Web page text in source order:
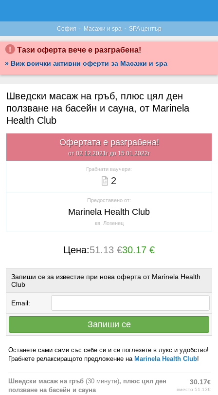
София · Масажи и spa · SPA център
Тази оферта вече е разграбена!
» Виж всички активни оферти за Масажи и spa
Шведски масаж на гръб, плюс цял ден
ползване на басейн и сауна, от Marinela
Health Club
Офертата е разграбена!
от 02.12.2021г до 15.01.2022г
Грабнати ваучери:
2
Предоставено от:
Marinela Health Club
кв. Лозенец
Цена:51.13 €30.17 €
Запиши се за известие при нова оферта от Marinela Health
Club
Email:
Запиши се
Останете сами сами със себе си и се поглезете в лукс и удобство!
Грабнете релаксиращото предложение на Marinela Health Club!
Шведски масаж на гръб (30 минути), плюс цял ден
ползване на басейн и сауна
30.17€
вместо 51.13€